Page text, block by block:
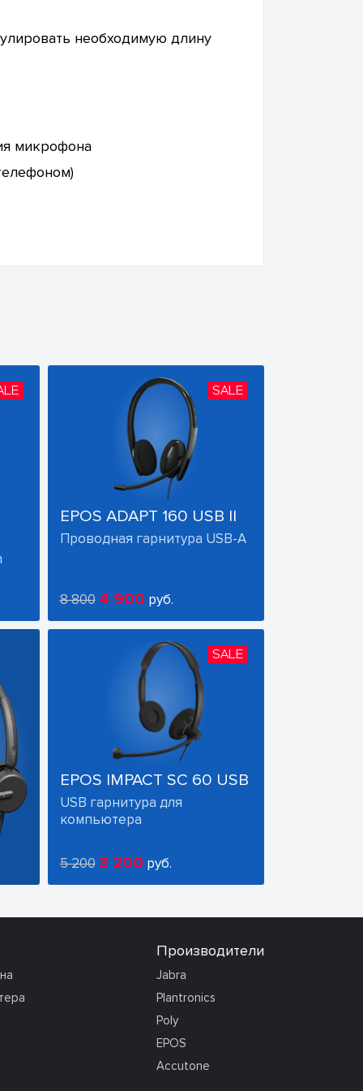
необходимую длину
микрофона
SALE
EPOS ADAPT 160 USB II
Проводная гарнитура USB-A
8 800 4 900 руб.
SALE
EPOS IMPACT SC 60 USB
USB гарнитура для
компьютера
5 200 3 200 руб.
Производители
Jabra
Plantronics
Poly
EPOS
Accutone